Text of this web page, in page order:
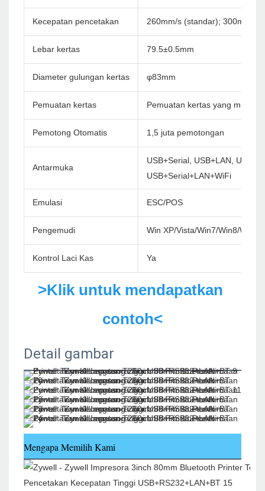
Kecepatan pencetakan 260mm/s (standar); 300mm/s
Lebar kertas 79.5±0.5mm
Diameter gulungan kertas φ83mm
Pemuatan kertas Pemuatan kertas yang mudah
Pemotong Otomatis 1,5 juta pemotongan
Antarmuka
USB+Serial, USB+LAN,
USB+Serial+LAN+WiFi
Emulasi ESC/POS
Pengemudi Win XP/Vista/Win7/Win8/
Kontrol Laci Kas Ya
>Klik untuk mendapatkan
contoh<
Detail gambar
Mengapa Memilih Kami